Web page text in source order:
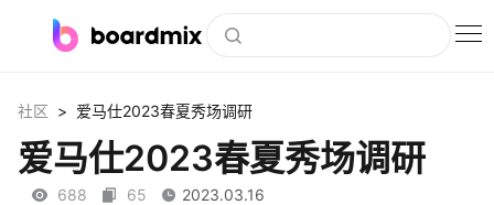
社区资源
下载
社区 > 爱马仕2023春夏秀场调研
爱马仕2023春夏秀场调研
688 65 2023.03.16